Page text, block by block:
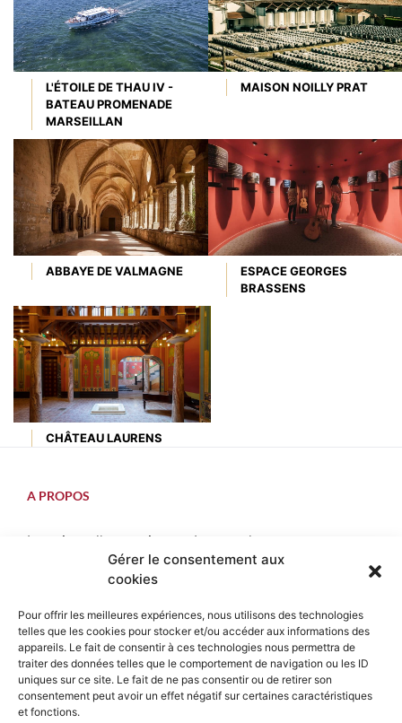
Gérer le consentement aux
cookies
Pour offrir les meilleures expériences, nous utilisons des technologies
telles que les cookies pour stocker et/ou accéder aux informations des
appareils. Le fait de consentir à ces technologies nous permettra de
traiter des données telles que le comportement de navigation ou les ID
uniques sur ce site. Le fait de ne pas consentir ou de retirer son
consentement peut avoir un effet négatif sur certaines caractéristiques
et fonctions.
L'ÉTOILE DE THAU IV -
BATEAU PROMENADE
MARSEILLAN
MAISON NOILLY PRAT
ABBAYE DE VALMAGNE
ESPACE GEORGES
BRASSENS
CHÂTEAU LAURENS
A PROPOS
Les sites d’exception en Languedoc.
Visitez le patrimoine remarquable du Languedoc.
Place des Etats du Languedoc,
34120 Pézenas
INFORMATIONS PRATIQUES